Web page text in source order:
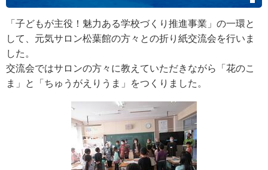
「子どもが主役！魅力ある学校づくり推進事業」の一環と
して、元気サロン松葉館の方々との折り紙交流会を行いま
した。
交流会ではサロンの方々に教えていただきながら「花のこ
ま」と「ちゅうがえりうま」をつくりました。